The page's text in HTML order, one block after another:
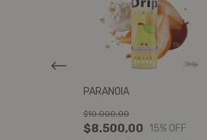
PARANOIA
$8.500,00
$10.000,00
15% OFF